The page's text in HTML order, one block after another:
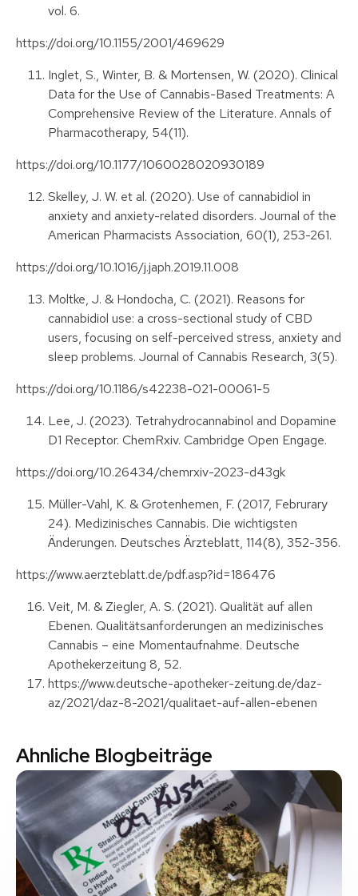
vol. 6.
https://doi.org/10.1155/2001/469629
Inglet, S., Winter, B. & Mortensen, W. (2020). Clinical
Data for the Use of Cannabis-Based Treatments: A
Comprehensive Review of the Literature. Annals of
Pharmacotherapy, 54(11).
https://doi.org/10.1177/1060028020930189
Skelley, J. W. et al. (2020). Use of cannabidiol in
anxiety and anxiety-related disorders. Journal of the
American Pharmacists Association, 60(1), 253-261.
https://doi.org/10.1016/j.japh.2019.11.008
Moltke, J. & Hondocha, C. (2021). Reasons for
cannabidiol use: a cross-sectional study of CBD
users, focusing on self-perceived stress, anxiety and
sleep problems. Journal of Cannabis Research, 3(5).
https://doi.org/10.1186/s42238-021-00061-5
Lee, J. (2023). Tetrahydrocannabinol and Dopamine
D1 Receptor. ChemRxiv. Cambridge Open Engage.
https://doi.org/10.26434/chemrxiv-2023-d43gk
Müller-Vahl, K. & Grotenhemen, F. (2017, Februrary
24). Medizinisches Cannabis. Die wichtigsten
Änderungen. Deutsches Ärzteblatt, 114(8), 352-356.
https://www.aerzteblatt.de/pdf.asp?id=186476
Veit, M. & Ziegler, A. S. (2021). Qualität auf allen
Ebenen. Qualitätsanforderungen an medizinisches
Cannabis – eine Momentaufnahme. Deutsche
Apothekerzeitung 8, 52.
https://www.deutsche-apotheker-zeitung.de/daz-
az/2021/daz-8-2021/qualitaet-auf-allen-ebenen
Ahnliche Blogbeiträge